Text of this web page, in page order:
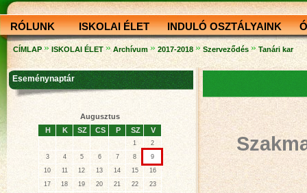
RÓLUNK ISKOLAI ÉLET INDULÓ OSZTÁLYAINK
CÍMLAP » ISKOLAI ÉLET » Archívum » 2017-2018 » Szerveződés » Tanári kar
Eseménynaptár
Augusztus
H
K SZ CS P SZ V
1
2
3
4 5 6 7 8
9
10
11 12 13 14 15
16
17
18 19 20 21 22
23